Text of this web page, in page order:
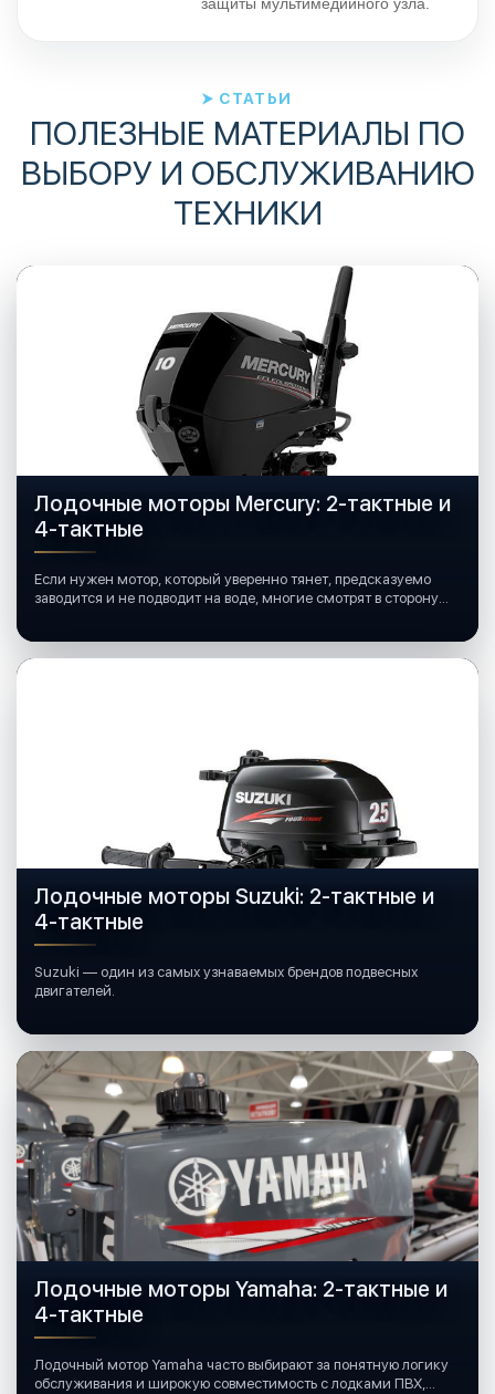
СТАТЬИ
ПОЛЕЗНЫЕ МАТЕРИАЛЫ ПО
ВЫБОРУ И ОБСЛУЖИВАНИЮ
ТЕХНИКИ
Лодочные моторы Mercury: 2-тактные и
4-тактные
Если нужен мотор, который уверенно тянет, предсказуемо
заводится и не подводит на воде, многие смотрят в сторону
Лодочные моторы Suzuki: 2-тактные и
4-тактные
Suzuki — один из самых узнаваемых брендов подвесных
двигателей.
Лодочные моторы Yamaha: 2-тактные и
4-тактные
Лодочный мотор Yamaha часто выбирают за понятную логику
обслуживания и широкую совместимость с лодками ПВХ,